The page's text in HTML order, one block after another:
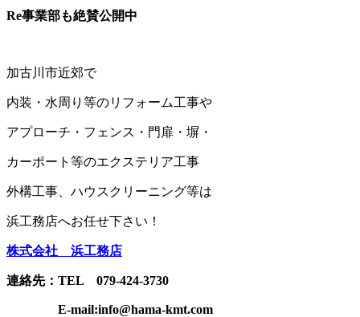
Re事業部も絶賛公開中
加古川市近郊で
内装・水周り等のリフォーム工事や
アプローチ・フェンス・門扉・塀・
カーポート 等のエクステリア工事
外構工事、ハウスクリーニング等は
浜工務店へお任せ下さい！
株式会社 浜工務店
連絡先：TEL 079-424-3730
E-mail:info@hama-kmt.com